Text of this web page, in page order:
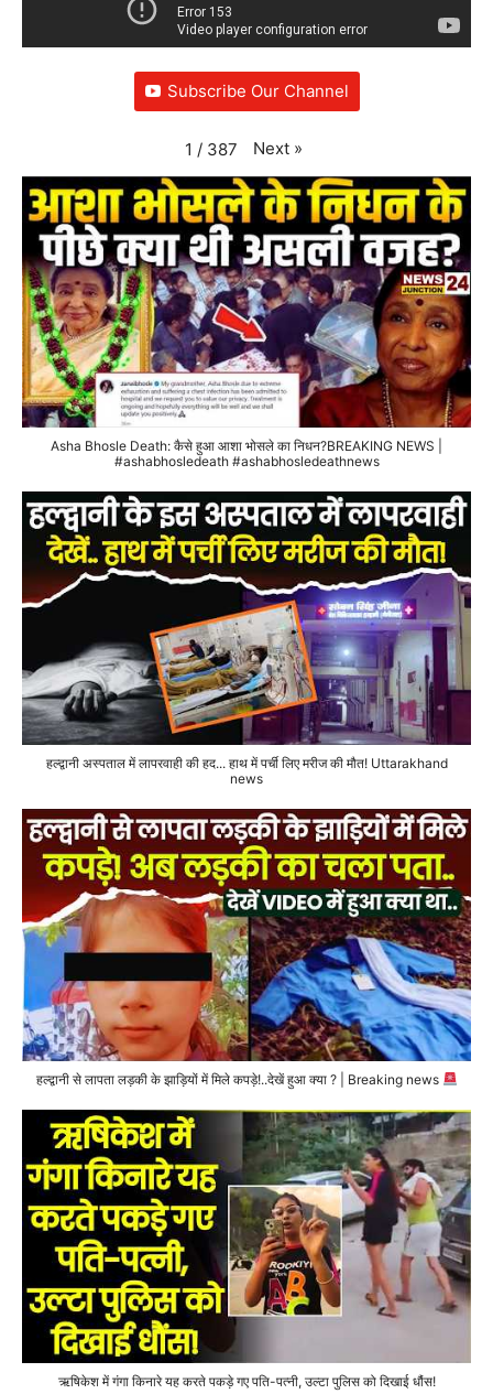
Subscribe Our Channel
1 / 387 Next »
Asha Bhosle Death: कैसे हुआ आशा भोसले का निधन?BREAKING NEWS |
#ashabhosledeath #ashabhosledeathnews
हल्द्वानी अस्पताल में लापरवाही की हद... हाथ में पर्ची लिए मरीज की मौत! Uttarakhand
news
हल्द्वानी से लापता लड़की के झाड़ियों में मिले कपड़े!..देखें हुआ क्या ? | Breaking news
ऋषिकेश में गंगा किनारे यह करते पकड़े गए पति-पत्नी, उल्टा पुलिस को दिखाई धौंस!